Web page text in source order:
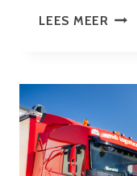
LEES MEER E-